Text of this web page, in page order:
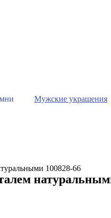
Мужские украшения
100828-66